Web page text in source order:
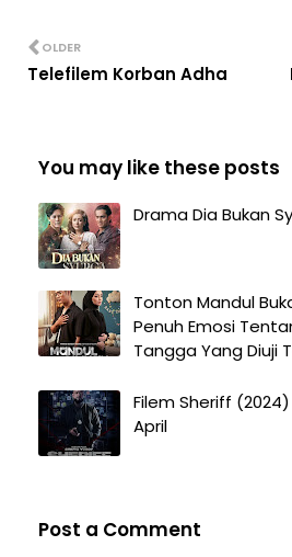
OLDER
Telefilem Korban Adha
You may like these posts
Drama Dia Bukan
Tonton Mandul
Penuh Emosi
Tangga Yang Diuji
Filem Sheriff
April
Post a Comment